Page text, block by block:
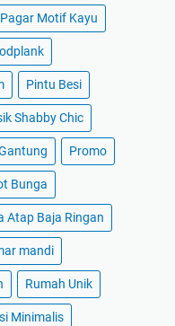
Pagar Motif Kayu
Pintu Besi
Shabby Chic
Promo
Bunga
Atap Baja Ringan
mandi
Rumah Unik
Minimalis